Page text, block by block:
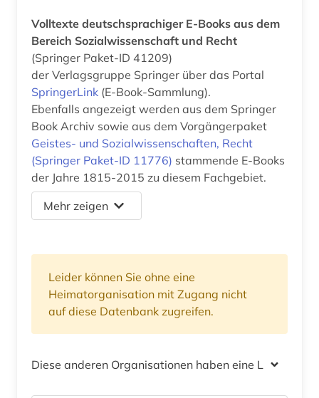
Volltexte deutschsprachiger E-Books aus dem
Bereich Sozialwissenschaft und Recht
(Springer Paket-ID 41209)
der Verlagsgruppe Springer über das Portal
SpringerLink (E-Book-Sammlung).
Ebenfalls angezeigt werden aus dem Springer
Book Archiv sowie aus dem Vorgängerpaket
Geistes- und Sozialwissenschaften, Recht
(Springer Paket-ID 11776) stammende E-Books
der Jahre 1815-2015 zu diesem Fachgebiet.
Mehr zeigen
Leider können Sie ohne eine
Heimatorganisation mit Zugang nicht
auf diese Datenbank zugreifen.
Diese anderen Organisationen haben eine Lizenz